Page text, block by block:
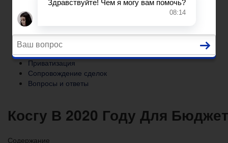
Вопросы и ответы
Главная
Помощь юриста
Уголовный процесс
Приватизация
Сопровождение сделок
Вопросы и ответы
Косгу В 2020 Году Для
Содержание